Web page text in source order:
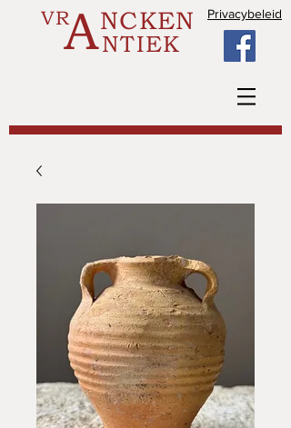
VRANTIEK
Privacybeleid
NCKEN